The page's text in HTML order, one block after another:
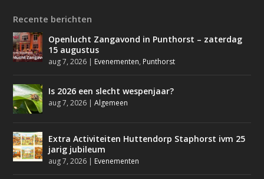
Recente berichten
Openlucht Zangavond in Punthorst – zaterdag
15 augustus
aug 7, 2026 | Evenementen, Punthorst
Is 2026 een slecht wespenjaar?
aug 7, 2026 |Algemeen
Extra Activiteiten Huttendorp Staphorst ivm 25
jarig jubileum
aug 7, 2026 | Evenementen